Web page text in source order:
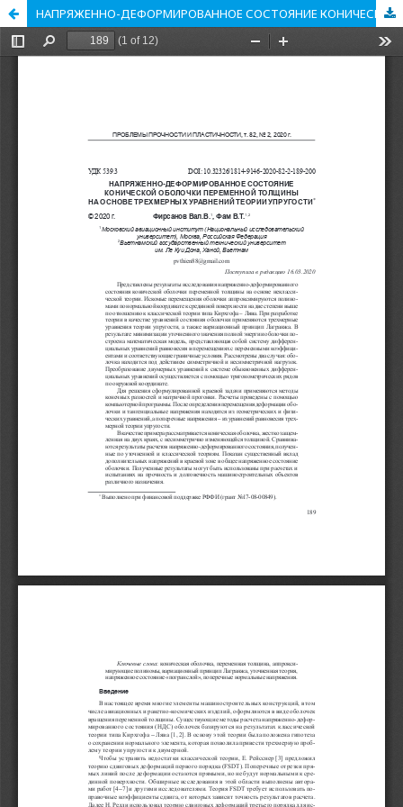
НАПРЯЖЕННО-ДЕФОРМИРОВАННОЕ СОСТОЯНИЕ КОНИЧЕСКОЙ ОБОЛОЧКИ ПЕРЕМЕННОЙ ТОЛЩИНЫ НА ОСНОВЕ ТРЕХМЕРНЫХ УРАВНЕНИЙ ТЕОРИИ УПРУГОСТИ